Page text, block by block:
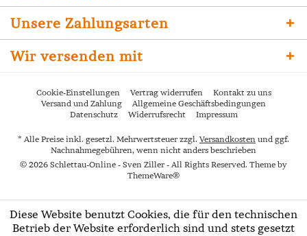
Unsere Zahlungsarten
Wir versenden mit
Cookie-Einstellungen Vertrag widerrufen
Kontakt zu uns
Versand und Zahlung
Allgemeine Geschäftsbedingungen
Datenschutz
Widerrufsrecht Impressum
* Alle Preise inkl. gesetzl. Mehrwertsteuer zzgl. Versandkosten und ggf.
Nachnahmegebühren, wenn nicht anders beschrieben
© 2026 Schlettau-Online - Sven Ziller - All Rights Reserved. Theme by
ThemeWare®
Diese Website benutzt Cookies, die für den technischen
Betrieb der Website erforderlich sind und stets gesetzt